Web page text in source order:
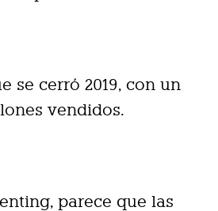
se cerró 2019, con un
vendidos.
parece que las